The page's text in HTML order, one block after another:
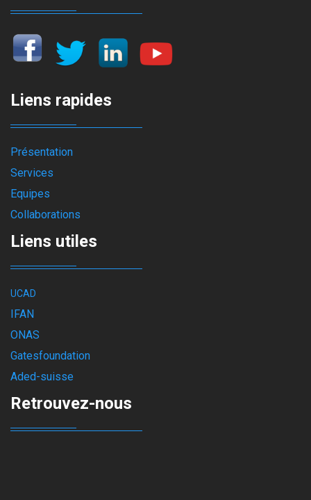
Liens rapides
Présentation
Services
Equipes
Collaborations
Liens utiles
UCAD
IFAN
ONAS
Gatesfoundation
Aded-suisse
Retrouvez-nous